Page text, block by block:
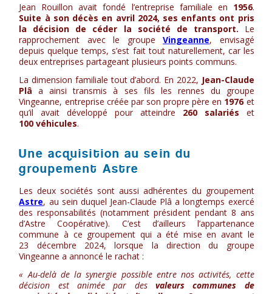
Jean Rouillon avait fondé l’entreprise familiale en 1956.
Suite à son décès en avril 2024, ses enfants ont pris
la décision de céder la société de transport. Le
rapprochement avec le groupeVingeanne, envisagé
depuis quelque temps, s’est fait tout naturellement, car les
deux entreprises partageant plusieurs points communs.
La dimension familiale tout d’abord. En 2022, Jean-Claude
Plâ a ainsi transmis à ses fils les rennes du groupe
Vingeanne, entreprise créée par son propre père en 1976et
qu’il avait développé pour atteindre 260 salariés et
100 véhicules.
Une acquisition au sein du
groupement Astre
Les deux sociétés sont aussi adhérentes du groupement
Astre, au sein duquel Jean-Claude Plâ a longtemps exercé
des responsabilités (notamment président pendant 8 ans
d’Astre Coopérative). C’est d’ailleurs l’appartenance
commune à ce groupement qui a été mise en avant le
23 décembre 2024, lorsque la direction du groupe
Vingeanne a annoncé le rachat :
« Au-delà de la synergie possible entre nos activités, cette
décision est animée par des valeurs communes de